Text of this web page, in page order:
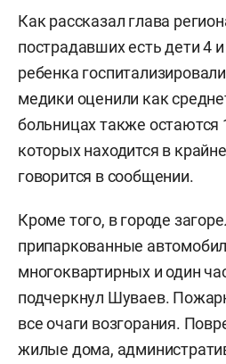
Как рассказал глава
пострадавших есть дети 4
ребенка
медики оценили как
больницах также остаются
которых находится в
говорится в сообщении.
Кроме того, в городе
припаркованные
многоквартирных и один
подчеркнул Шуваев.
все очаги возгорания.
жилые дома,